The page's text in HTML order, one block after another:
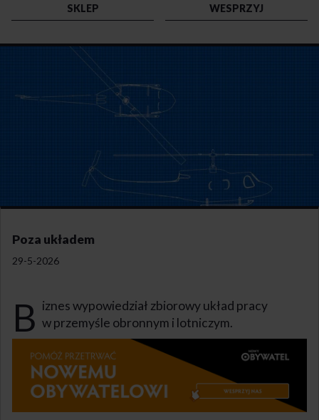
SKLEP
WESPRZYJ
Poza układem
29-5-2026
B iznes wypowiedział zbiorowy układ pracy
w przemyśle obronnym i lotniczym.